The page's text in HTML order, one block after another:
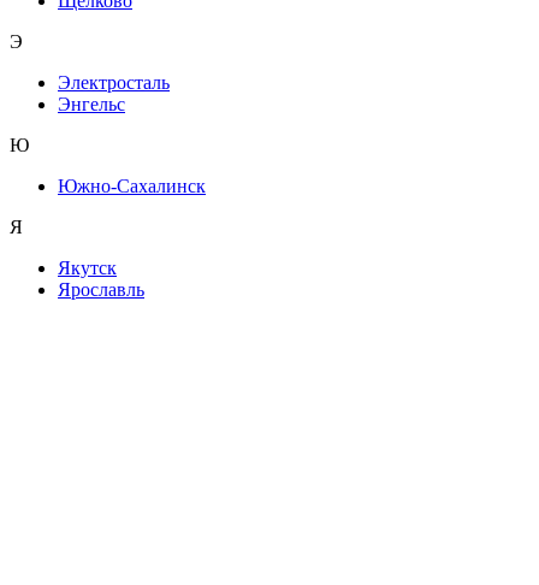
Э
Электросталь
Энгельс
Ю
Южно-Сахалинск
Я
Якутск
Ярославль